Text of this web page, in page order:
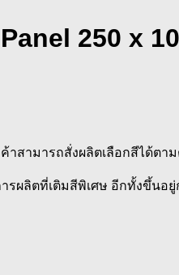
250 x
าสามารถสั่งผลิตเลือกสีได้ตา
ผลิตที่เติมสีพิเศษ อีกทั้งขึ้นอ